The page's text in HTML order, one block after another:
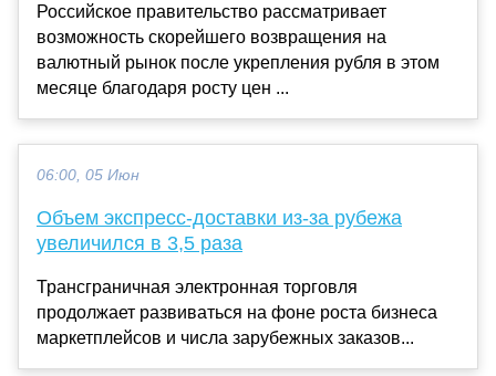
Российское правительство рассматривает
возможность скорейшего возвращения на
валютный рынок после укрепления рубля в этом
месяце благодаря росту цен ...
06:00, 05 Июн
Объем экспресс-доставки из-за рубежа
увеличился в 3,5 раза
Трансграничная электронная торговля
продолжает развиваться на фоне роста бизнеса
маркетплейсов и числа зарубежных заказов...